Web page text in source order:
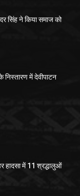
सिंह ने किया समाज को
में देवीपाटन
हादसा में 11 श्रद्धालुओं